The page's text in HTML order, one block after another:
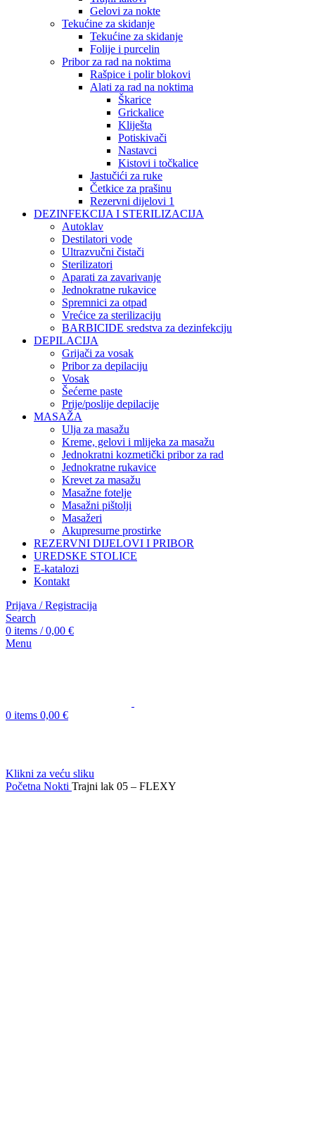
Gelovi za nokte
Tekućine za skidanje
Tekućine za skidanje
Folije i purcelin
Pribor za rad na noktima
Rašpice i polir blokovi
Alati za rad na noktima
Škarice
Grickalice
Kliješta
Potiskivači
Nastavci
Kistovi i točkalice
Jastučići za ruke
Četkice za prašinu
Rezervni dijelovi 1
DEZINFEKCIJA I STERILIZACIJA
Autoklav
Destilatori vode
Ultrazvučni čistači
Sterilizatori
Aparati za zavarivanje
Jednokratne rukavice
Spremnici za otpad
Vrećice za sterilizaciju
BARBICIDE sredstva za dezinfekciju
DEPILACIJA
Grijači za vosak
Pribor za depilaciju
Vosak
Šećerne paste
Prije/poslije depilacije
MASAŽA
Ulja za masažu
Kreme, gelovi i mlijeka za masažu
Jednokratni kozmetički pribor za rad
Jednokratne rukavice
Krevet za masažu
Masažne fotelje
Masažni pištolji
Masažeri
Akupresurne prostirke
REZERVNI DIJELOVI I PRIBOR
UREDSKE STOLICE
E-katalozi
Kontakt
Prijava / Registracija
Search
0 items / 0,00 €
Menu
0 items 0,00 €
Klikni za veću sliku
Početna Nokti Trajni lak 05 – FLEXY